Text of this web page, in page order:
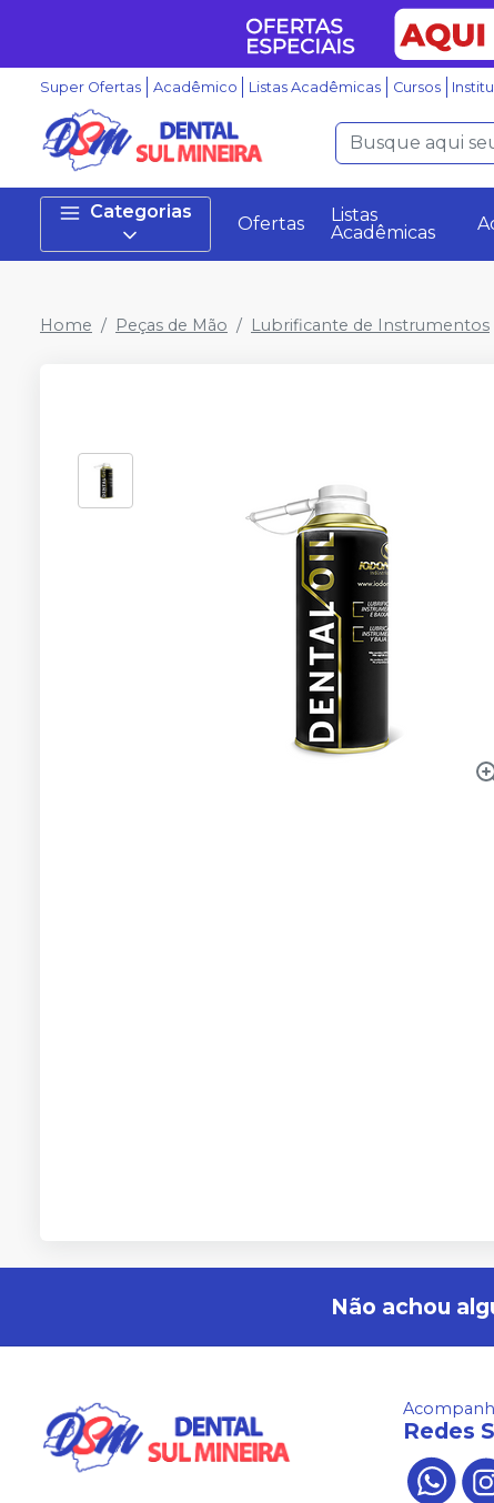
Super Ofertas Acadêmico Listas Acadêmicas Cursos
Categorias
Ofertas
Listas
Acadêmicas
Home Peças de Mão Lubrificante de Instrumentos
Não achou
Redes